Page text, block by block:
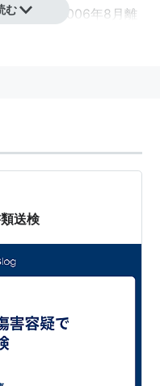
けるが、2006年8月離
む
送検